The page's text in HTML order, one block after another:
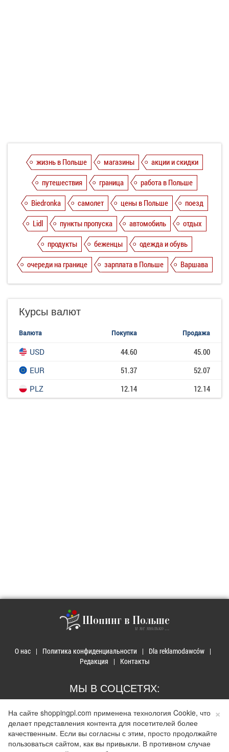
жизнь в Польше магазины
акции и скидки
путешествия
граница
работа в Польше
Biedronka
самолет цены в Польше
поезд
Lidl
пункты пропуска автомобиль
отдых
продукты
беженцы
одежда и обувь
очереди на границе
зарплата в Польше Варшава
Курсы валют
Валюта Покупка Продажа
USD 44.60
45.00
EUR
51.37
52.07
PLZ
12.14 12.14
Шопинг в Польше
и не только ...
О нас Политика конфиденциальности
Dla reklamodawców
Редакция
Контакты
МЫ В СОЦСЕТЯХ:
© 2026 Покупки в Польше. Developed byRealnet.cf.Depositphotos
×
На сайте shoppingpl.com применена технология Cookie, что
делает представления контента для посетителей более
качественным. Если вы согласны с этим, просто продолжайте
пользоваться сайтом, как вы привыкли. В противном случае